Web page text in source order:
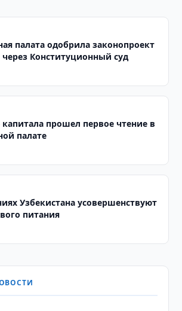
палата одобрила законопроект
Конституционный суд
прошел первое чтение в
палате
Узбекистана усовершенствуют
питания